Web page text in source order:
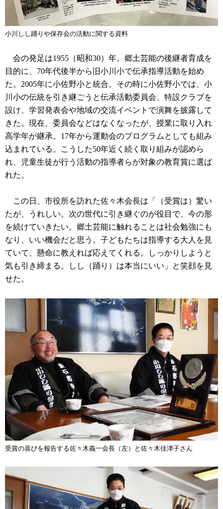
小川しし踊りや保存会の活動に関する資料
会の発足は1955（昭和30）年。郷土芸能の後継者育成を
目的に、70年代後半から旧小川小で伝承指導活動を始め
た。2005年に小佐野小と統合。その時に小佐野小では、小
川小の伝統を引き継ごうと伝承活動委員会、特設クラブを
設け、学習発表会や地域の交流イベントで演舞を披露して
きた。現在、委員会などはなくなったが、授業に取り入れ
高学年が継承。17年から運動会のプログラムとしても組み
込まれている。こうした50年近く続く取り組みが認めら
れ、児童生徒が行う活動の指導者らが対象の教育賞に選ば
れた。
この日、市役所を訪れた佐々木会長は「（受賞は）驚い
たが、うれしい。次の世代に引き継ぐのが役目で、今の形
を続けていきたい。郷土芸能に触れることは社会勉強にも
なり、いい機会だと思う。子どもたちは指導する大人を見
ていて、懸命に教えれば応えてくれる。しっかりしようと
気も引き締まる。しし（踊り）は本当にいい」と笑顔を見
せた。
受賞の喜びを報告する佐々木義一会長（左）と佐々木佳津子さん